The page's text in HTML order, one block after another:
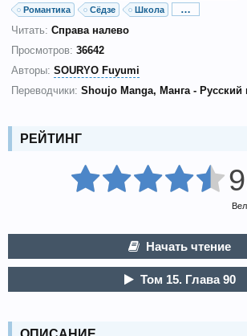
Романтика
Сёдзе Школа
…
Читать: Справа налево
Просмотров: 36642
Авторы: SOURYO Fuyumi
Переводчики: Shoujo Manga Манга - Русский
РЕЙТИНГ
Начать чтение
Том 15. Глава 90